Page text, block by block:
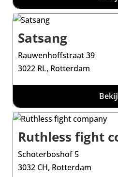
Satsang
Rauwenhoffstraat 39
3022 RL, Rotterdam
Ruthless fight
Schoterboshof 5
3032 CH, Rotterdam